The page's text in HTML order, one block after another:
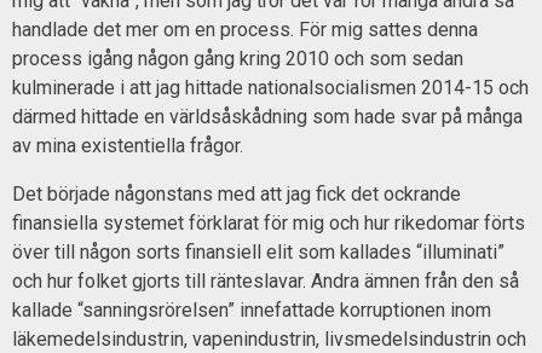
handlade det mer om en process. För mig sattes denna
process igång någon gång kring 2010 och som sedan
kulminerade i att jag hittade nationalsocialismen 2014-15 och
därmed hittade en världsåskådning som hade svar på många
av mina existentiella frågor.
Det började någonstans med att jag fick det ockrande
finansiella systemet förklarat för mig och hur rikedomar förts
över till någon sorts finansiell elit som kallades “illuminati”
och hur folket gjorts till ränteslavar. Andra ämnen från den så
kallade “sanningsrörelsen” innefattade korruptionen inom
läkemedelsindustrin, vapenindustrin, livsmedelsindustrin och